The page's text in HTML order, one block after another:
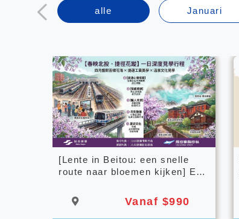
alle Januari
[Lente in Beitou: een snelle
route naar bloemen kijken] Een
één dag
Vanaf $990